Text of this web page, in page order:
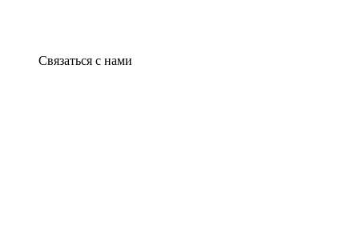
Связаться с нами